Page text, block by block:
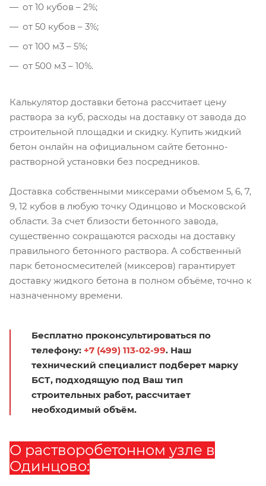
от 10 кубов – 2%;
от 50 кубов – 3%;
от 100 м3 – 5%;
от 500 м3 – 10%.
Калькулятор доставки бетона рассчитает цену
раствора за куб, расходы на доставку от завода до
строительной площадки и скидку. Купить жидкий
бетон онлайн на официальном сайте бетонно-
растворной установки без посредников.
Доставка собственными миксерами объемом 5, 6, 7,
9, 12 кубов в любую точку Одинцово и Московской
области. За счет близости бетонного завода,
существенно сокращаются расходы на доставку
правильного бетонного раствора. А собственный
парк бетоносмесителей (миксеров) гарантирует
доставку жидкого бетона в полном объёме, точно к
назначенному времени.
Бесплатно проконсультироваться по
телефону: +7 (499) 113-02-99. Наш
технический специалист подберет марку
БСТ, подходящую под Ваш тип
строительных работ, рассчитает
необходимый объём.
О растворобетонном узле в
Одинцово: